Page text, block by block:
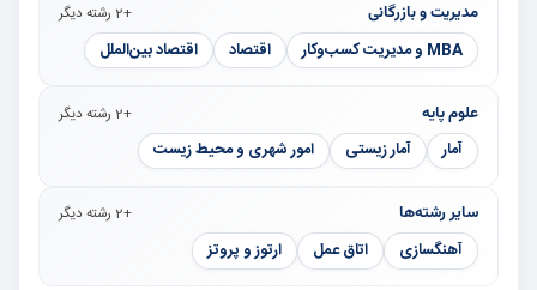
مدیریت و بازرگانی +2 رشته دیگر
MBA و مدیریت کسب‌وکار اقتصاد اقتصاد بین‌الملل
علوم پایه +2 رشته دیگر
آمار آمار زیستی امور شهری و محیط زیست
سایر رشته‌ها +2 رشته دیگر
آهنگسازی اتاق عمل ارتوز و پروتز